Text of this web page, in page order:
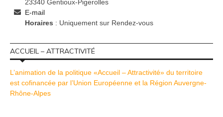
23340 Gentioux-Pigerolles
E-mail
Horaires : Uniquement sur Rendez-vous
ACCUEIL – ATTRACTIVITÉ
L’animation de la politique «Accueil – Attractivité» du territoire
est cofinancée par l’Union Européenne et la Région Auvergne-
Rhône-Alpes